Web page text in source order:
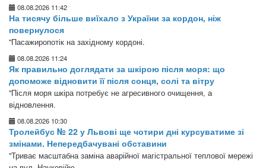
08.08.2026 11:42
На тисячу більше виїхало з України за кордон, ніж
повернулося
"Пасажиропотік на західному кордоні.
08.08.2026 11:24
Як правильно доглядати за шкірою після моря: що
допоможе відновити її після сонця, солі та вітру
"Після моря шкіра потребує не агресивного очищення, а
відновлення.
08.08.2026 10:30
Тролейбус № 22 у Львові ще чотири дні курсуватиме зі
змінами. Непередбачувані обставини
"Триває масштабна заміна аварійної магістральної теплової мережі